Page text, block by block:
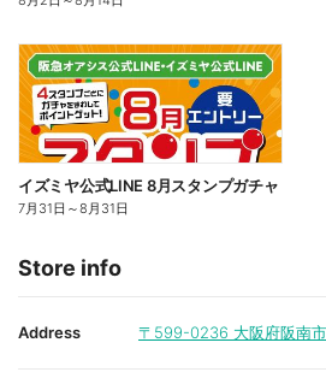
イズミヤ公式LINE 8月スタンプガチャ
7月31日 ～8月31日
Store info
Address 〒599-0236 大阪府阪南